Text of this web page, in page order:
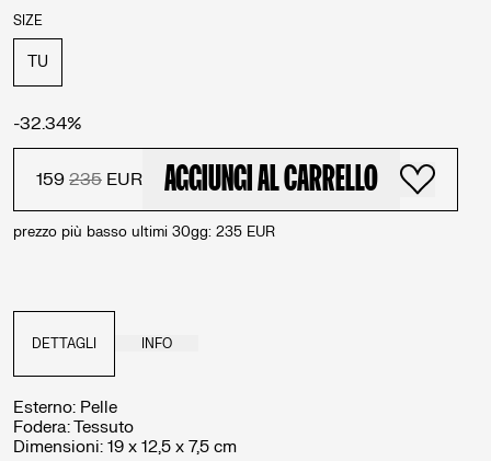
SIZE
TU
-32.34%
159 235 EUR AGGIUNGI AL CARRELLO
prezzo più basso ultimi 30gg: 235 EUR
DETTAGLI INFO
Esterno: Pelle
Fodera:Tessuto
Dimensioni: 19 x 12,5 x 7,5 cm